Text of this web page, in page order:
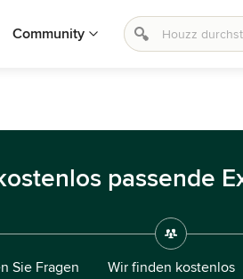
Community
passende
Sie Fragen
Wir finden kostenlos